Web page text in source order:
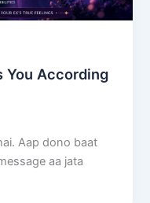
You According
Aap dono baat
aa jata